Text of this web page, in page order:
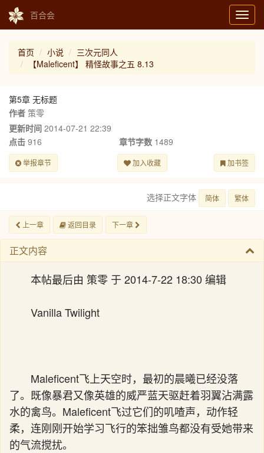
百合会
首页 小说
三次元同人
【Maleficent】 精怪故事之五 8.13
第5章 无标题
作者 策零
更新时间 2014-07-21 22:39
点击 916 章节字数1489
举报章节 加入收藏 加书签
选择正文字体 简体 繁体
上一章 返回目录 下一章
正文内容
本帖最后由 策零 于 2014-7-22 18:30 编辑
Vanilla Twilight
Maleficent飞上天空时，最初的晨曦已经没落
了。既像暴君又像英雄的威严蓝天驱赶着羽翼沾满露
水的禽鸟。Maleficent飞过它们的叽喳声，动作轻
柔，连刚刚开始学习飞行的笨拙雏鸟都没有受她带来
的气流搅扰。